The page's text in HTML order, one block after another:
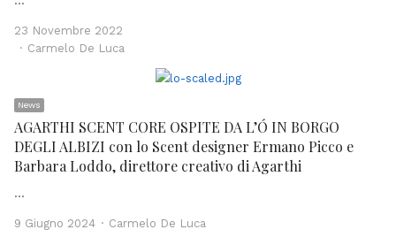
23 Novembre 2022
Author
Carmelo De Luca
News
AGARTHI SCENT CORE OSPITE DA L’Ó IN BORGO
DEGLI ALBIZI con lo Scent designer Ermano Picco e
Barbara Loddo, direttore creativo di Agarthi
…
9 Giugno 2024 Author
Carmelo De Luca